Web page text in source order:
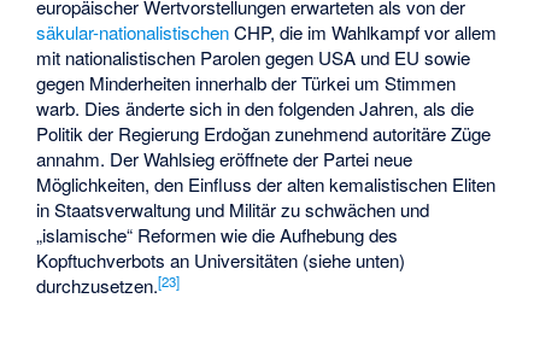
europäischer Wertvorstellungen erwarteten als von der
säkular-nationalistischenCHP, die im Wahlkampf vor allem
mit nationalistischen Parolen gegen USA und EU sowie
gegen Minderheiten innerhalb der Türkei um Stimmen
warb. Dies änderte sich in den folgenden Jahren, als die
Politik der Regierung Erdoğan zunehmend autoritäre Züge
annahm. Der Wahlsieg eröffnete der Partei neue
Möglichkeiten, den Einfluss der alten kemalistischen Eliten
in Staatsverwaltung und Militär zu schwächen und
„islamische“ Reformen wie die Aufhebung des
Kopftuchverbots an Universitäten (siehe unten)
durchzusetzen.[23]